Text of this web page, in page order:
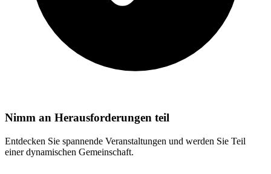
Nimm an Herausforderungen teil
Entdecken Sie spannende Veranstaltungen und werden Sie Teil
einer dynamischen Gemeinschaft.